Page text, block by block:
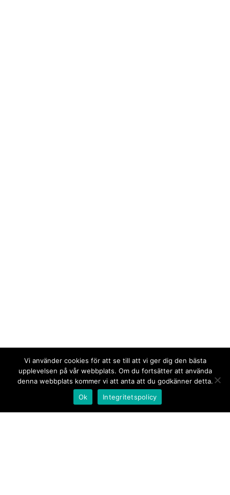
Vi använder cookies för att se till att vi ger dig den bästa
upplevelsen på vår webbplats. Om du fortsätter att använda
denna webbplats kommer vi att anta att du godkänner detta.
Ok
Integritetspolicy